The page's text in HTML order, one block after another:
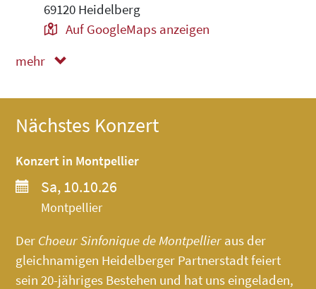
69120 Heidelberg
Auf GoogleMaps anzeigen
mehr
Nächstes Konzert
Konzert in Montpellier
Sa, 10.10.26
Montpellier
Der Choeur Sinfonique de Montpellier aus der
gleichnamigen Heidelberger Partnerstadt feiert
sein 20-jähriges Bestehen und hat uns eingeladen,